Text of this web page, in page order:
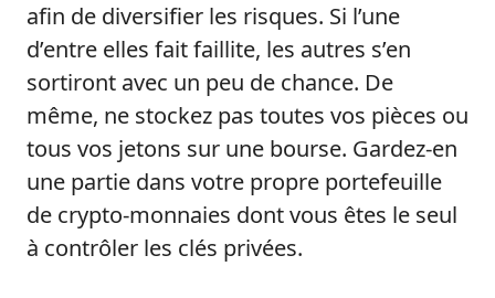
afin de diversifier les risques. Si l’une
d’entre elles fait faillite, les autres s’en
sortiront avec un peu de chance. De
même, ne stockez pas toutes vos pièces ou
tous vos jetons sur une bourse. Gardez-en
une partie dans votre propre portefeuille
de crypto-monnaies dont vous êtes le seul
à contrôler les clés privées.